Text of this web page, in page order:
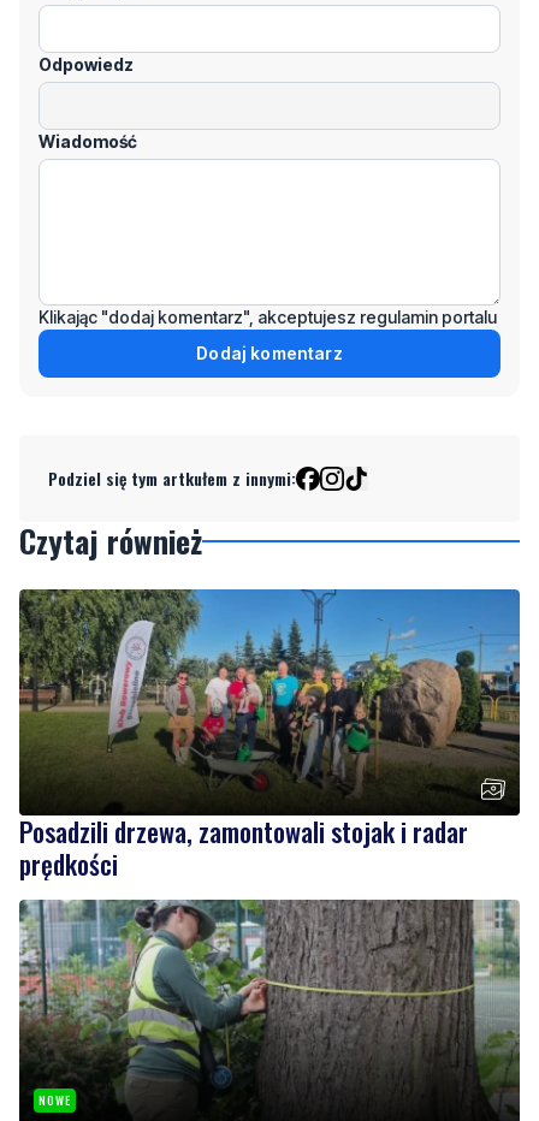
Odpowiedz
Wiadomość
Klikając "dodaj komentarz", akceptujesz regulamin portalu
Dodaj komentarz
Podziel się tym artkułem z innymi:
Czytaj również
Posadzili drzewa, zamontowali stojak i radar
prędkości
NOWE